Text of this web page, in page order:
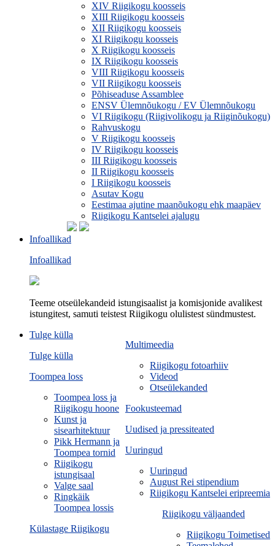
XIV Riigikogu koosseis
XIII Riigikogu koosseis
XII Riigikogu koosseis
XI Riigikogu koosseis
X Riigikogu koosseis
IX Riigikogu koosseis
VIII Riigikogu koosseis
VII Riigikogu koosseis
Põhiseaduse Assamblee
ENSV Ülemnõukogu / EV Ülemnõukogu
VI Riigikogu (Riigivolikogu ja Riiginõukogu)
Rahvuskogu
V Riigikogu koosseis
IV Riigikogu koosseis
III Riigikogu koosseis
II Riigikogu koosseis
I Riigikogu koosseis
Asutav Kogu
Eestimaa ajutine maanõukogu ehk maapäev
Riigikogu Kantselei ajalugu
Infoallikad
Infoallikad
Teeme otseülekandeid istungisaalist ja komisjonide avalikest
istungitest, samuti teistest Riigikogu olulistest sündmustest.
Multimeedia
Riigikogu fotoarhiiv
Videod
Otseülekanded
Fookusteemad
Uudised ja pressiteated
Uuringud
Uuringud
August Rei stipendium
Riigikogu Kantselei eripreemia
Riigikogu väljaanded
Riigikogu Toimetised
Tulge külla
Tulge külla
Toompea loss
Toompea loss ja
Riigikogu hoone
Kunst ja
sisearhitektuur
Pikk Hermann ja
Toompea tornid
Riigikogu
istungisaal
Valge saal
Ringkäik
Toompea lossis
Külastage Riigikogu